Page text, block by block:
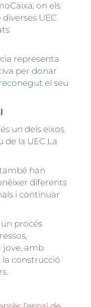
on els
UEC
representa
per donar
el seu
un dels eixos
la UEC La
han
diferents
i continuar
procés
jove, amb
la construcció